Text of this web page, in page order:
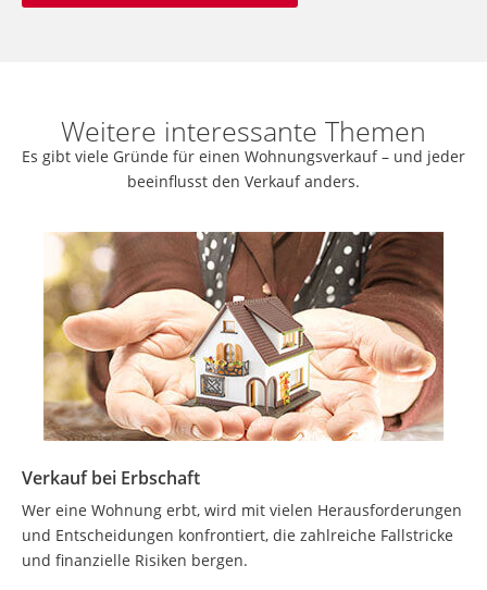
Weitere interessante Themen
Es gibt viele Gründe für einen Wohnungsverkauf – und jeder
beeinflusst den Verkauf anders.
Verkauf bei Erbschaft
Wer eine Wohnung erbt, wird mit vielen Herausforderungen
und Entscheidungen konfrontiert, die zahlreiche Fallstricke
und finanzielle Risiken bergen.